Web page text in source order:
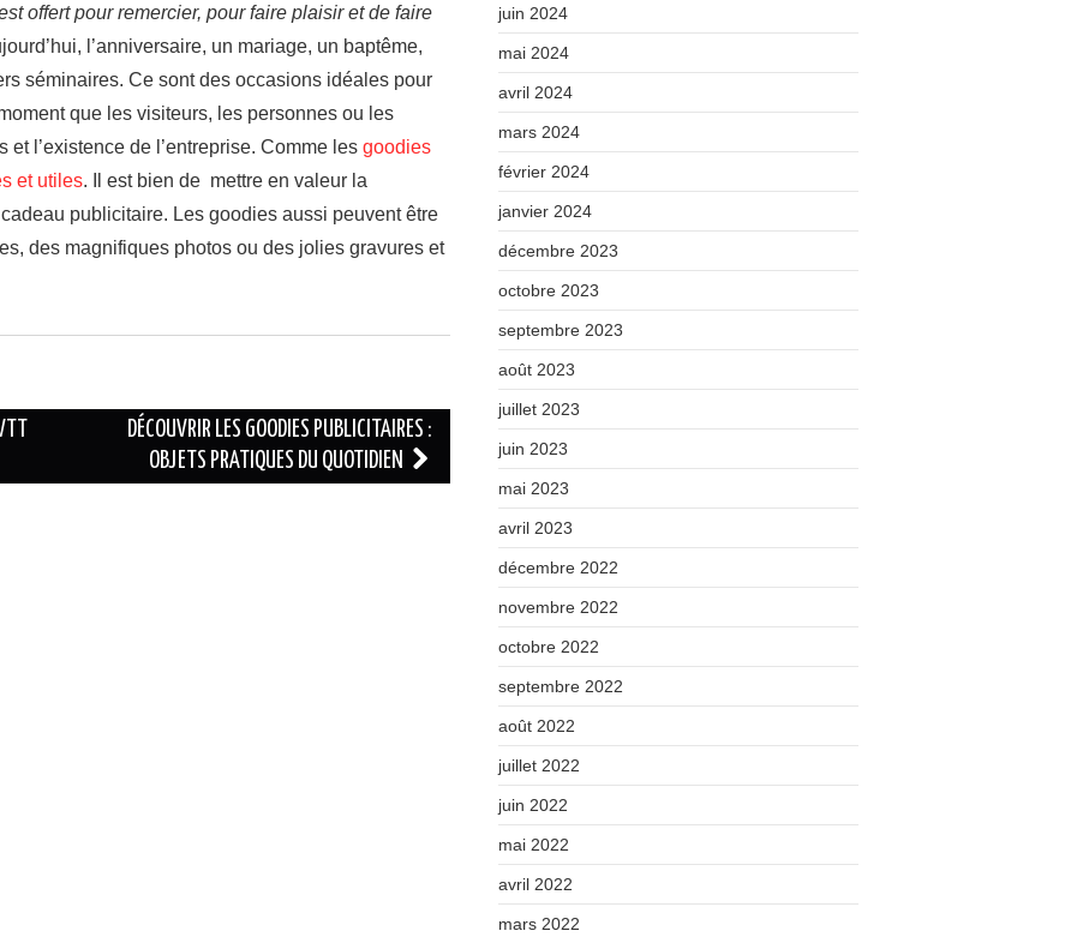
offert pour remercier, pour faire plaisir et de faire
l’anniversaire, un mariage, un baptême,
séminaires. Ce sont des occasions idéales pour
que les visiteurs, les personnes ou les
l’existence de l’entreprise. Comme les goodies
et utiles. Il est bien de mettre en valeur la
publicitaire. Les goodies aussi peuvent être
des magnifiques photos ou des jolies gravures et
DÉCOUVRIR LES GOODIES PUBLICITAIRES :
OBJETS PRATIQUES DU QUOTIDIEN
juin 2024
mai 2024
avril 2024
mars 2024
février 2024
janvier 2024
décembre 2023
octobre 2023
septembre 2023
août 2023
juillet 2023
juin 2023
mai 2023
avril 2023
décembre 2022
novembre 2022
octobre 2022
septembre 2022
août 2022
juillet 2022
juin 2022
mai 2022
avril 2022
mars 2022